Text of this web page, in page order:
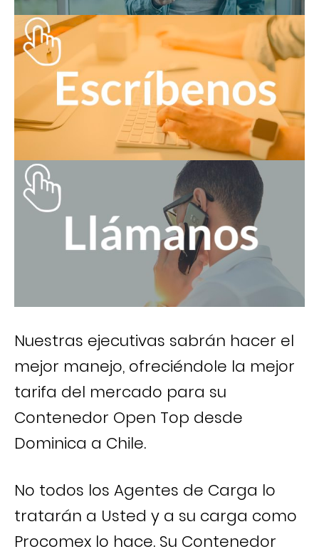
Nuestras ejecutivas sabrán hacer el
mejor manejo, ofreciéndole la mejor
tarifa del mercado para su
Contenedor Open Top desde
Dominica a Chile.
No todos los Agentes de Carga lo
tratarán a Usted y a su carga como
Procomex lo hace. Su Contenedor